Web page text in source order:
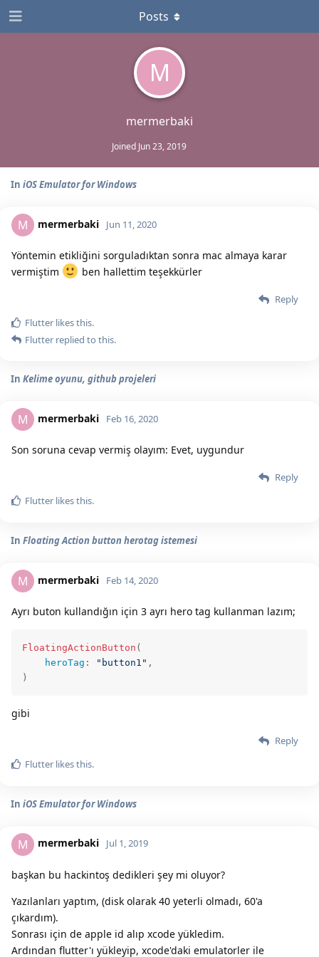
M
mermerbaki
Joined Jun 23, 2019
Posts
In iOS Emulator for Windows
M mermerbaki Jun 11, 2020
Yöntemin etikliğini sorguladıktan sonra mac almaya karar
vermiştim
ben hallettim teşekkürler
Reply
Flutter likes this.
Flutter replied to this.
In Kelime oyunu, github projeleri
M mermerbaki Feb 16, 2020
Son soruna cevap vermiş olayım: Evet, uygundur
Reply
Flutter likes this.
In Floating Action button herotag istemesi
M mermerbaki Feb 14, 2020
Ayrı buton kullandığın için 3 ayrı hero tag kullanman lazım;
FloatingActionButton (
heroTag : "button1" ,
)
gibi
Reply
Flutter likes this.
In iOS Emulator for Windows
M mermerbaki Jul 1, 2019
başkan bu hackintoş dedikleri şey mi oluyor?
Yazılanları yaptım, (disk olarak 40 yeterli olmadı, 60'a
çıkardım).
Sonrası için de apple id alıp xcode yükledim.
Ardından flutter'ı yükleyip, xcode'daki emulatorler ile